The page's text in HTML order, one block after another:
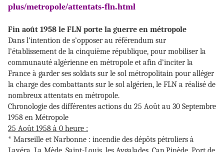
plus/metropole/attentats-fln.html
Fin août 1958 le FLN porte la guerre en métropole
Dans l’intention de s’opposer au référendum sur
l’établissement de la cinquième république, pour mobiliser la
communauté algérienne en métropole et afin d’inciter la
France à garder ses soldats sur le sol métropolitain pour alléger
la charge des combattants sur le sol algérien, le FLN a réalisé de
nombreux attentats en métropole.
Chronologie des différentes actions du 25 Août au 30 Septembre
1958 en Métropole
25 Août 1958 à 0 heure :
* Marseille et Narbonne : incendie des dépôts pétroliers à